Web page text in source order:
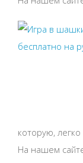
которую,
На нашем